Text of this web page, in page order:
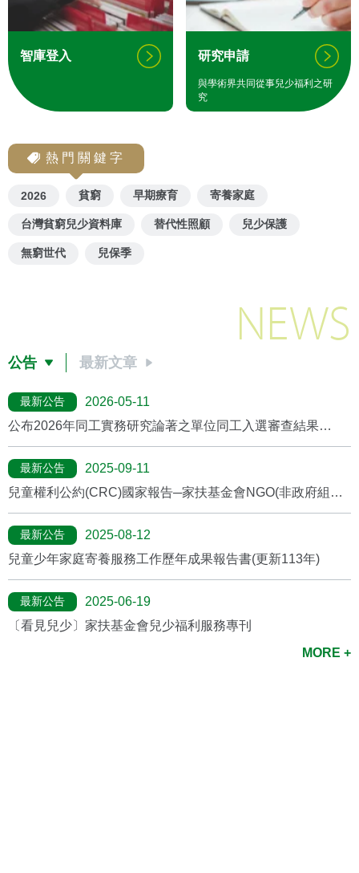
智庫登入 研究申請
與學術界共同從事兒少福利之研
究
熱門關鍵字
2026 貧窮 早期療育 寄養家庭
台灣貧窮兒少資料庫 替代性照顧 兒少保護
無窮世代 兒保季
NEWS
公告 最新文章
最新公告
2026-05-11
公布2026年同工實務研究論著之單位同工入選審查結果
最新公告
2025-09-11
兒童權利公約(CRC)國家報告─家扶基金會NGO(非政府組織)
最新公告
2025-08-12
兒童少年家庭寄養服務工作歷年成果報告書(更新113年)
最新公告
2025-06-19
〔看見兒少〕家扶基金會兒少福利服務專刊
MORE +